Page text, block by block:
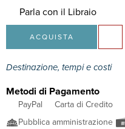
Parla con il Libraio
ACQUISTA
Destinazione, tempi e costi
Metodi di Pagamento
PayPal Carta di Credito
Pubblica amministrazione